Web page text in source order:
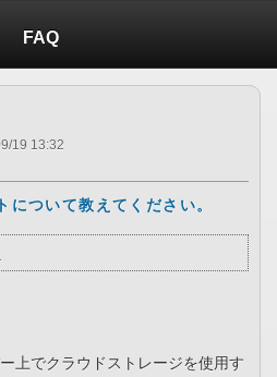
FAQ
19 13:32
について教えてください。
上でクラウドストレージを使用す